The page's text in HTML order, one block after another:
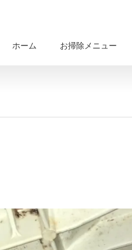
ホーム お掃除メニュー